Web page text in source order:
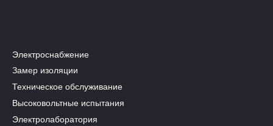
Электроснабжение
Замер изоляции
Техническое обслуживание
Высоковольтные испытания
Электролаборатория